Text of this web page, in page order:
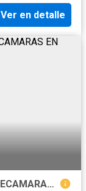
Ver en detalle
DEPARTAMENTO EN RENTA DE DOS RECAMARAS EN INFONAVIT LA MESA, TIJUANA BC